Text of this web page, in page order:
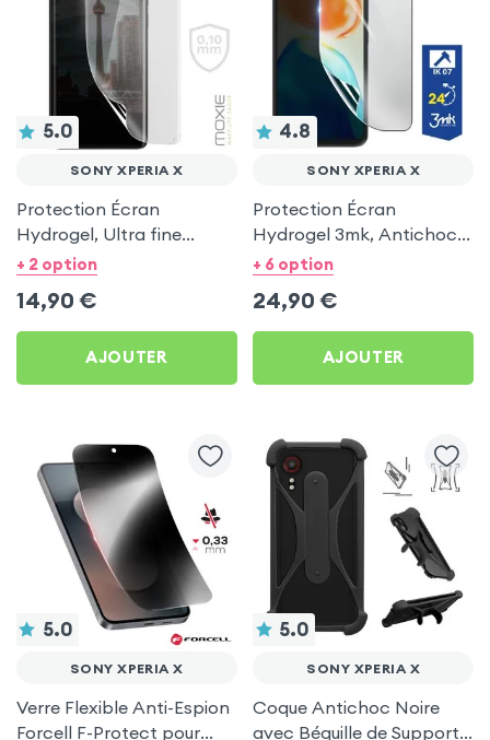
5.0
SONY XPERIA X
Protection Écran
Hydrogel, Ultra fine
0,10mm pour Sony Xperia
+ 2 option
14,90 €
AJOUTER
4.8
SONY XPERIA X
Protection Écran
Hydrogel 3mk, Antichoc
et Anti Rayures pour Sony
+ 6 option
24,90 €
AJOUTER
5.0
SONY XPERIA X
Verre Flexible Anti-Espion
Forcell F-Protect pour
5.0
SONY XPERIA X
Coque Antichoc Noire
avec Béquille de Support